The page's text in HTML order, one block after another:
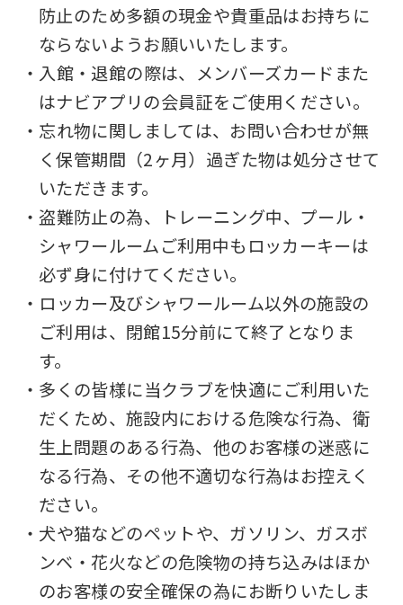
防止のため多額の現金や貴重品はお持ちに
ならないようお願いいたします。
・入館・退館の際は、メンバーズカードまた
はナビアプリの会員証をご使用ください。
・忘れ物に関しましては、お問い合わせが無
く保管期間（2ヶ月）過ぎた物は処分させて
いただきます。
・盗難防止の為、トレーニング中、プール・
シャワールームご利用中もロッカーキーは
必ず身に付けてください。
・ロッカー及びシャワールーム以外の施設の
ご利用は、閉館15分前にて終了となりま
す。
・多くの皆様に当クラブを快適にご利用いた
だくため、施設内における危険な行為、衛
生上問題のある行為、他のお客様の迷惑に
なる行為、その他不適切な行為はお控えく
ださい。
・犬や猫などのペットや、ガソリン、ガスボ
ンベ・花火などの危険物の持ち込みはほか
のお客様の安全確保の為にお断りいたしま